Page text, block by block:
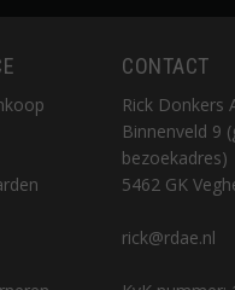
CONTACT
Rick Donkers
Binnenveld 9
bezoekadres)
5462 GK
rick@rdae.nl